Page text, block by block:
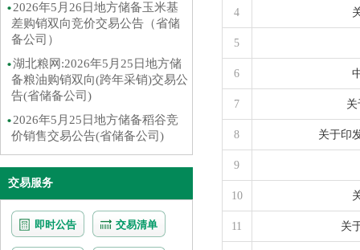
2026年5月26日地方储备玉米基
差购销双向竞价交易公告（省储
备公司）
湖北粮网:2026年5月25日地方储
备粮油购销双向(跨年采销)交易公
告(省储备公司)
2026年5月25日地方储备稻谷竞
价销售交易公告(省储备公司)
交易服务
即时公告 交易清单
4
5
6
7
8 关于印
9
10
11 关